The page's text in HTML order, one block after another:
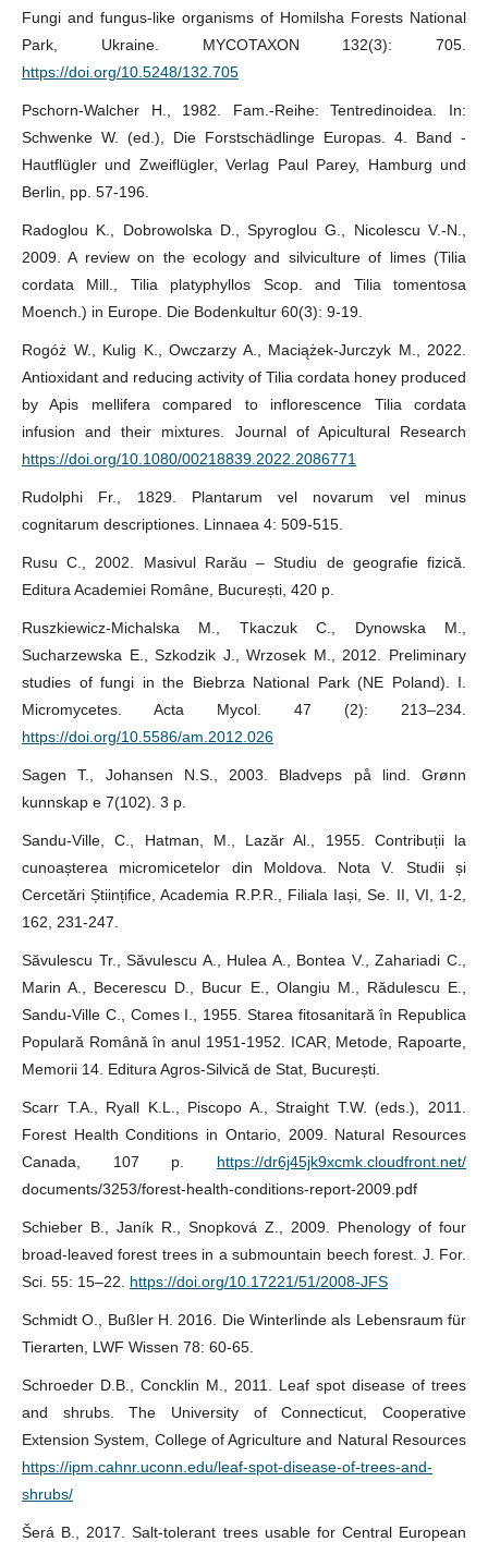
Fungi and fungus-like organisms of Homilsha Forests National
Park, Ukraine. MYCOTAXON 132(3): 705.
https://doi.org/10.5248/132.705
Pschorn-Walcher H., 1982. Fam.-Reihe: Tentredinoidea. In:
Schwenke W. (ed.), Die Forstschädlinge Europas. 4. Band -
Hautflügler und Zweiflügler, Verlag Paul Parey, Hamburg und
Berlin, pp. 57-196.
Radoglou K., Dobrowolska D., Spyroglou G., Nicolescu V.-N.,
2009. A review on the ecology and silviculture of limes (Tilia
cordata Mill., Tilia platyphyllos Scop. and Tilia tomentosa
Moench.) in Europe. Die Bodenkultur 60(3): 9-19.
Rogóż W., Kulig K., Owczarzy A., Maciążek-Jurczyk M., 2022.
Antioxidant and reducing activity of Tilia cordata honey produced
by Apis mellifera compared to inflorescence Tilia cordata
infusion and their mixtures. Journal of Apicultural Research
https://doi.org/10.1080/00218839.2022.2086771
Rudolphi Fr., 1829. Plantarum vel novarum vel minus
cognitarum descriptiones. Linnaea 4: 509-515.
Rusu C., 2002. Masivul Rarău – Studiu de geografie fizică.
Editura Academiei Române, București, 420 p.
Ruszkiewicz-Michalska M., Tkaczuk C., Dynowska M.,
Sucharzewska E., Szkodzik J., Wrzosek M., 2012. Preliminary
studies of fungi in the Biebrza National Park (NE Poland). I.
Micromycetes. Acta Mycol. 47 (2): 213–234.
https://doi.org/10.5586/am.2012.026
Sagen T., Johansen N.S., 2003. Bladveps på lind. Grønn
kunnskap e 7(102). 3 p.
Sandu-Ville, C., Hatman, M., Lazăr Al., 1955. Contribuții la
cunoașterea micromicetelor din Moldova. Nota V. Studii și
Cercetări Științifice, Academia R.P.R., Filiala Iași, Se. II, VI, 1-2,
162, 231-247.
Săvulescu Tr., Săvulescu A., Hulea A., Bontea V., Zahariadi C.,
Marin A., Becerescu D., Bucur E., Olangiu M., Rădulescu E.,
Sandu-Ville C., Comes I., 1955. Starea fitosanitară în Republica
Populară Română în anul 1951-1952. ICAR, Metode, Rapoarte,
Memorii 14. Editura Agros-Silvică de Stat, București.
Scarr T.A., Ryall K.L., Piscopo A., Straight T.W. (eds.), 2011.
Forest Health Conditions in Ontario, 2009. Natural Resources
Canada, 107 p. https://dr6j45jk9xcmk.cloudfront.net/
documents/3253/forest-health-conditions-report-2009.pdf
Schieber B., Janík R., Snopková Z., 2009. Phenology of four
broad-leaved forest trees in a submountain beech forest. J. For.
Sci. 55: 15–22. https://doi.org/10.17221/51/2008-JFS
Schmidt O., Bußler H. 2016. Die Winterlinde als Lebensraum für
Tierarten, LWF Wissen 78: 60-65.
Schroeder D.B., Concklin M., 2011. Leaf spot disease of trees
and shrubs. The University of Connecticut, Cooperative
Extension System, College of Agriculture and Natural Resources
https://ipm.cahnr.uconn.edu/leaf-spot-disease-of-trees-and-
shrubs/
Šerá B., 2017. Salt-tolerant trees usable for Central European